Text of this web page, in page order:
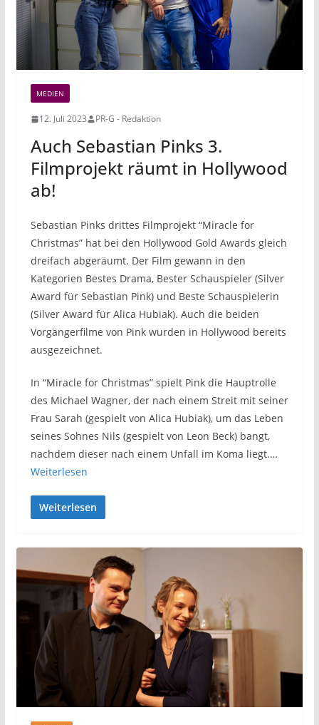
MEDIEN
12. Juli 2023 PR-G - Redaktion
Auch Sebastian Pinks 3.
Filmprojekt räumt in Hollywood
ab!
Sebastian Pinks drittes Filmprojekt “Miracle for
Christmas” hat bei den Hollywood Gold Awards gleich
dreifach abgeräumt. Der Film gewann in den
Kategorien Bestes Drama, Bester Schauspieler (Silver
Award für Sebastian Pink) und Beste Schauspielerin
(Silver Award für Alica Hubiak). Auch die beiden
Vorgängerfilme von Pink wurden in Hollywood bereits
ausgezeichnet.
In “Miracle for Christmas” spielt Pink die Hauptrolle
des Michael Wagner, der nach einem Streit mit seiner
Frau Sarah (gespielt von Alica Hubiak), um das Leben
seines Sohnes Nils (gespielt von Leon Beck) bangt,
nachdem dieser nach einem Unfall im Koma liegt.…
Weiterlesen
Weiterlesen